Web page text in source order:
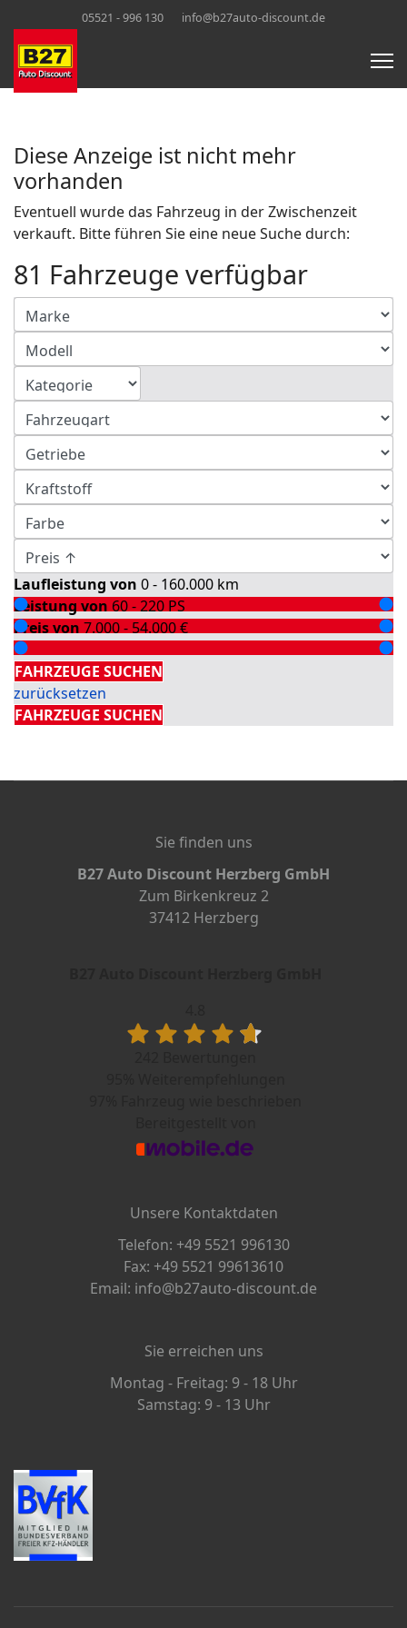
05521 - 996 130 info@b27auto-discount.de
Diese Anzeige ist nicht mehr
vorhanden
Eventuell wurde das Fahrzeug in der Zwischenzeit
verkauft. Bitte führen Sie eine neue Suche durch:
81 Fahrzeuge verfügbar
Laufleistung von 0 - 160.000 km
Leistung von 60 - 220 PS
Preis von 7.000 - 54.000€
Detailsuche
FAHRZEUGE SUCHEN
zurücksetzen
FAHRZEUGE SUCHEN
Sie finden uns
B27 Auto Discount Herzberg GmbH
Zum Birkenkreuz 2
37412 Herzberg
Unsere Kontaktdaten
Telefon: +49 5521 996130
Fax: +49 5521 99613610
Email: info@b27auto-discount.de
Sie erreichen uns
Montag - Freitag: 9 - 18 Uhr
Samstag: 9 - 13 Uhr